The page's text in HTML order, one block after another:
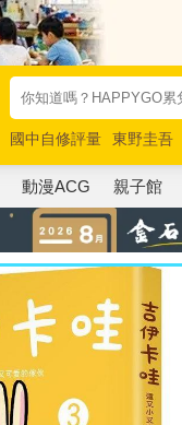
國中自修評量 東野圭吾
唯紅花綻放
奧德賽 路
動漫ACG 親子館